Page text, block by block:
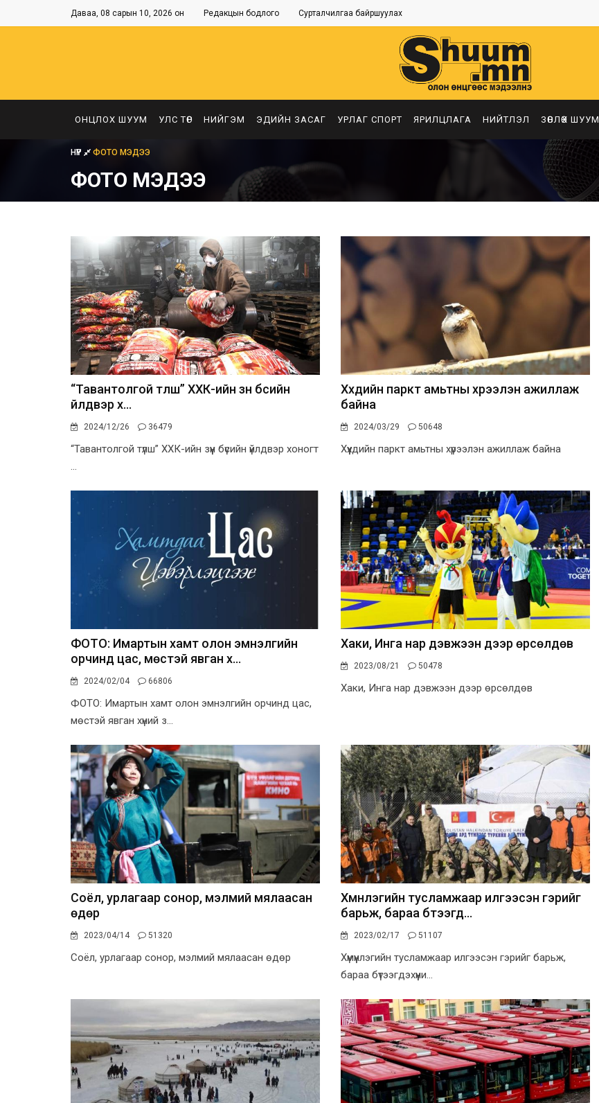
Даваа, 08 сарын 10, 2026 он Редакцын бодлого Сурталчилгаа байршуулах
ОНЦЛОХ ШУУМ УЛС ТӨР НИЙГЭМ ЭДИЙН ЗАСАГ УРЛАГ СПОРТ ЯРИЛЦЛАГА НИЙТЛЭЛ ЗӨВЛӨХ ШУУМ
НҮҮР ФОТО МЭДЭЭ
ФОТО МЭДЭЭ
“Тавантолгой түлш” ХХК-ийн зүүн бүсийн
үйлдвэр х...
2024/12/26 36479
“Тавантолгой түлш” ХХК-ийн зүүн бүсийн үйлдвэр хоногт
...
Хүүхдийн паркт амьтны хүрээлэн ажиллаж
байна
2024/03/29 50648
Хүүхдийн паркт амьтны хүрээлэн ажиллаж байна
ФОТО: Имартын хамт олон эмнэлгийн
орчинд цас, мөстэй явган х...
2024/02/04 66806
ФОТО: Имартын хамт олон эмнэлгийн орчинд цас,
мөстэй явган хүний з...
Хаки, Инга нар дэвжээн дээр өрсөлдөв
2023/08/21 50478
Хаки, Инга нар дэвжээн дээр өрсөлдөв
Соёл, урлагаар сонор, мэлмий мялаасан
өдөр
2023/04/14 51320
Соёл, урлагаар сонор, мэлмий мялаасан өдөр
Хүмүүнлэгийн тусламжаар илгээсэн гэрийг
барьж, бараа бүтээгд...
2023/02/17 51107
Хүмүүнлэгийн тусламжаар илгээсэн гэрийг барьж,
бараа бүтээгдэхүүни...